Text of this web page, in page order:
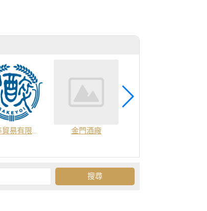
水酉卒貿易有限公司 金門酒廠